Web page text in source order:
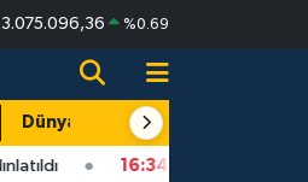
3.075.096,36 %0.69
Dünya Resmi Reklamlar
16:34 Isparta'da faytonu sollayan